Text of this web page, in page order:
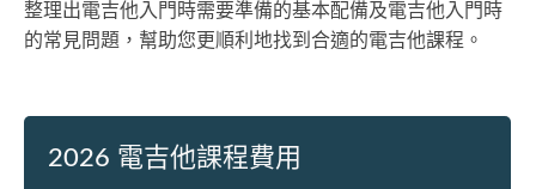
整理出電吉他入門時需要準備的基本配備及電吉他入門時
的常見問題，幫助您更順利地找到合適的電吉他課程。
2026 電吉他課程費用